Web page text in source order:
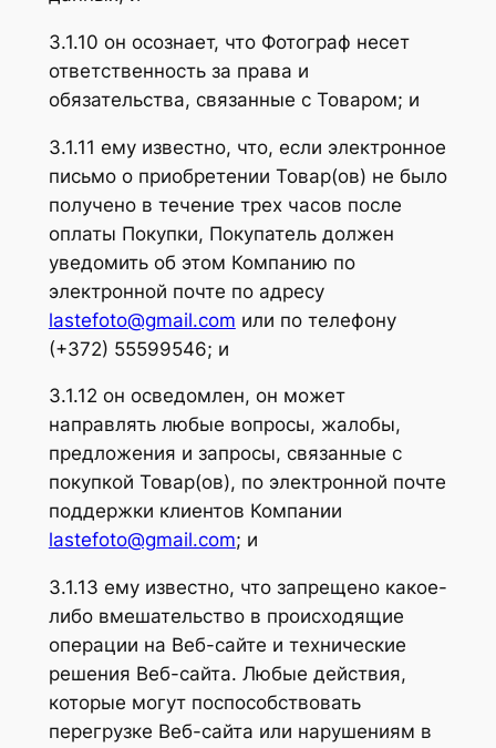
3.1.10 он осознает, что Фотограф несет
ответственность за права и
обязательства, связанные с Товаром; и
3.1.11 ему известно, что, если электронное
письмо о приобретении Товар(ов) не было
получено в течение трех часов после
оплаты Покупки, Покупатель должен
уведомить об этом Компанию по
электронной почте по адресу
lastefoto@gmail.com или по телефону
(+372) 55599546; и
3.1.12 он осведомлен, он может
направлять любые вопросы, жалобы,
предложения и запросы, связанные c
покупкой Товар(ов), по электронной почте
поддержки клиентов Компании
lastefoto@gmail.com; и
3.1.13 ему известно, что запрещено какое-
либо вмешательство в происходящие
операции на Веб-сайте и технические
решения Веб-сайта. Любые действия,
которые могут поспособствовать
перегрузке Веб-сайта или нарушениям в